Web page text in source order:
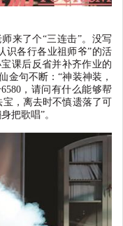
来了个“三连击”。没写
识各行各业祖师爷”的活
课后反省并补齐作业的
金句不断：“神装神装，
6580 ，请问有什么能够帮
，离去时不慎遗落了可
把歌唱”。